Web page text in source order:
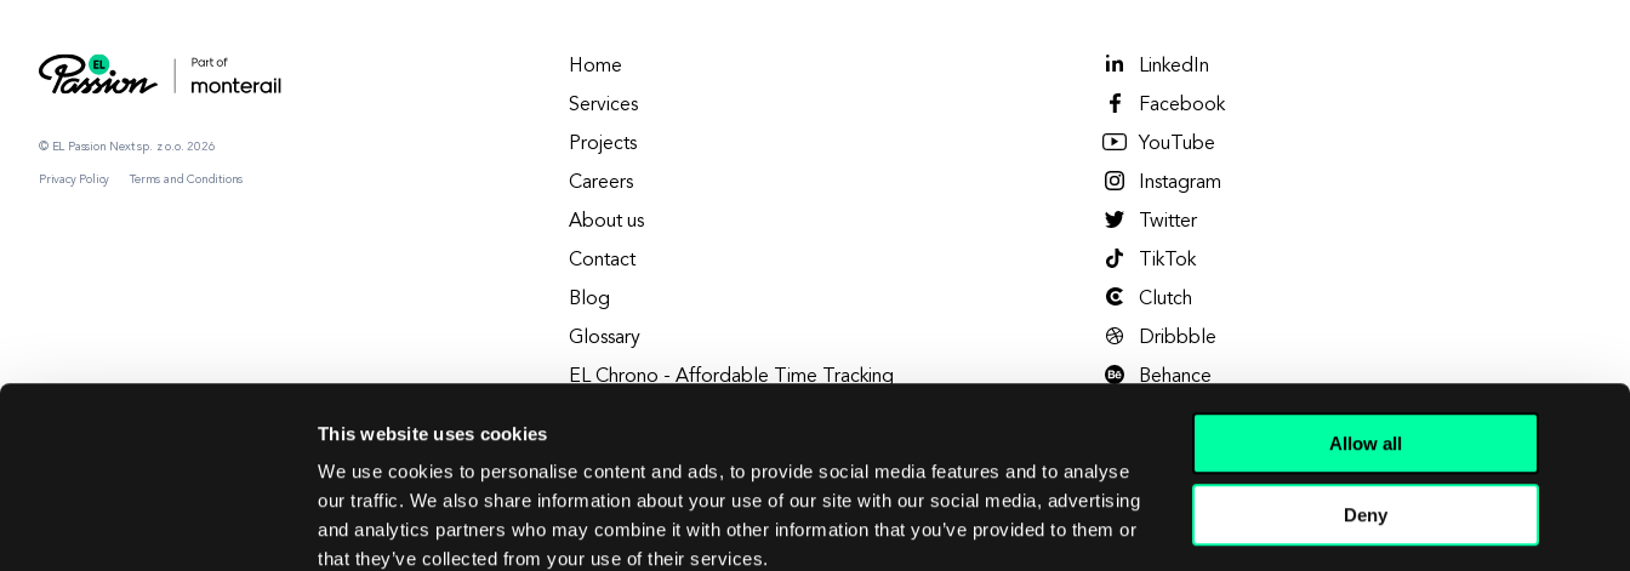
This website uses cookies
We use cookies to personalise content and ads, to provide social media features and to analyse
our traffic. We also share information about your use of our site with our social media, advertising
and analytics partners who may combine it with other information that you’ve provided to them or
that they’ve collected from your use of their services.
Allow all
Deny
© EL Passion Next sp. z o.o. 2026
Privacy Policy Terms and Conditions
Home
Services
Projects
Careers
About us
Contact
Blog
Glossary
EL Chrono - Affordable Time Tracking
LinkedIn
Facebook
YouTube
Instagram
Twitter
TikTok
Clutch
Dribbble
Behance